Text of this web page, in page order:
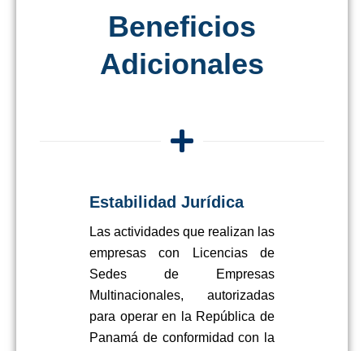
Beneficios
Adicionales
Estabilidad Jurídica
Las actividades que realizan las
empresas con Licencias de
Sedes de Empresas
Multinacionales, autorizadas
para operar en la República de
Panamá de conformidad con la